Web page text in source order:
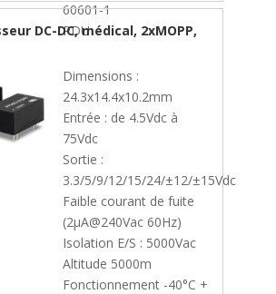
60601-1
PDU
DC-DC, médical, 2xMOPP,
Dimensions :
24.3x14.4x10.2mm
Entrée : de 4.5Vdc à
75Vdc
Sortie :
3.3/5/9/12/15/24/±12/±15Vdc
Faible courant de fuite
(2µA@240Vac 60Hz)
Isolation E/S : 5000Vac
Altitude 5000m
Fonctionnement -40°C +